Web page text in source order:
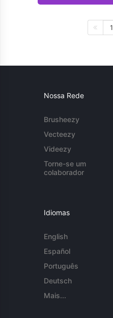
1
Nossa Rede
Brusheezy
Vecteezy
Videezy
Torne-se um
colaborador
Idiomas
English
Español
Português
Deutsch
Mais...